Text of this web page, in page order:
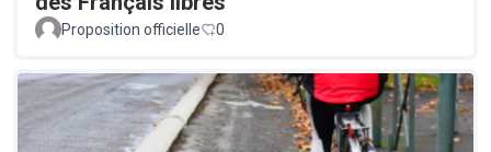
Proposition officielle 0